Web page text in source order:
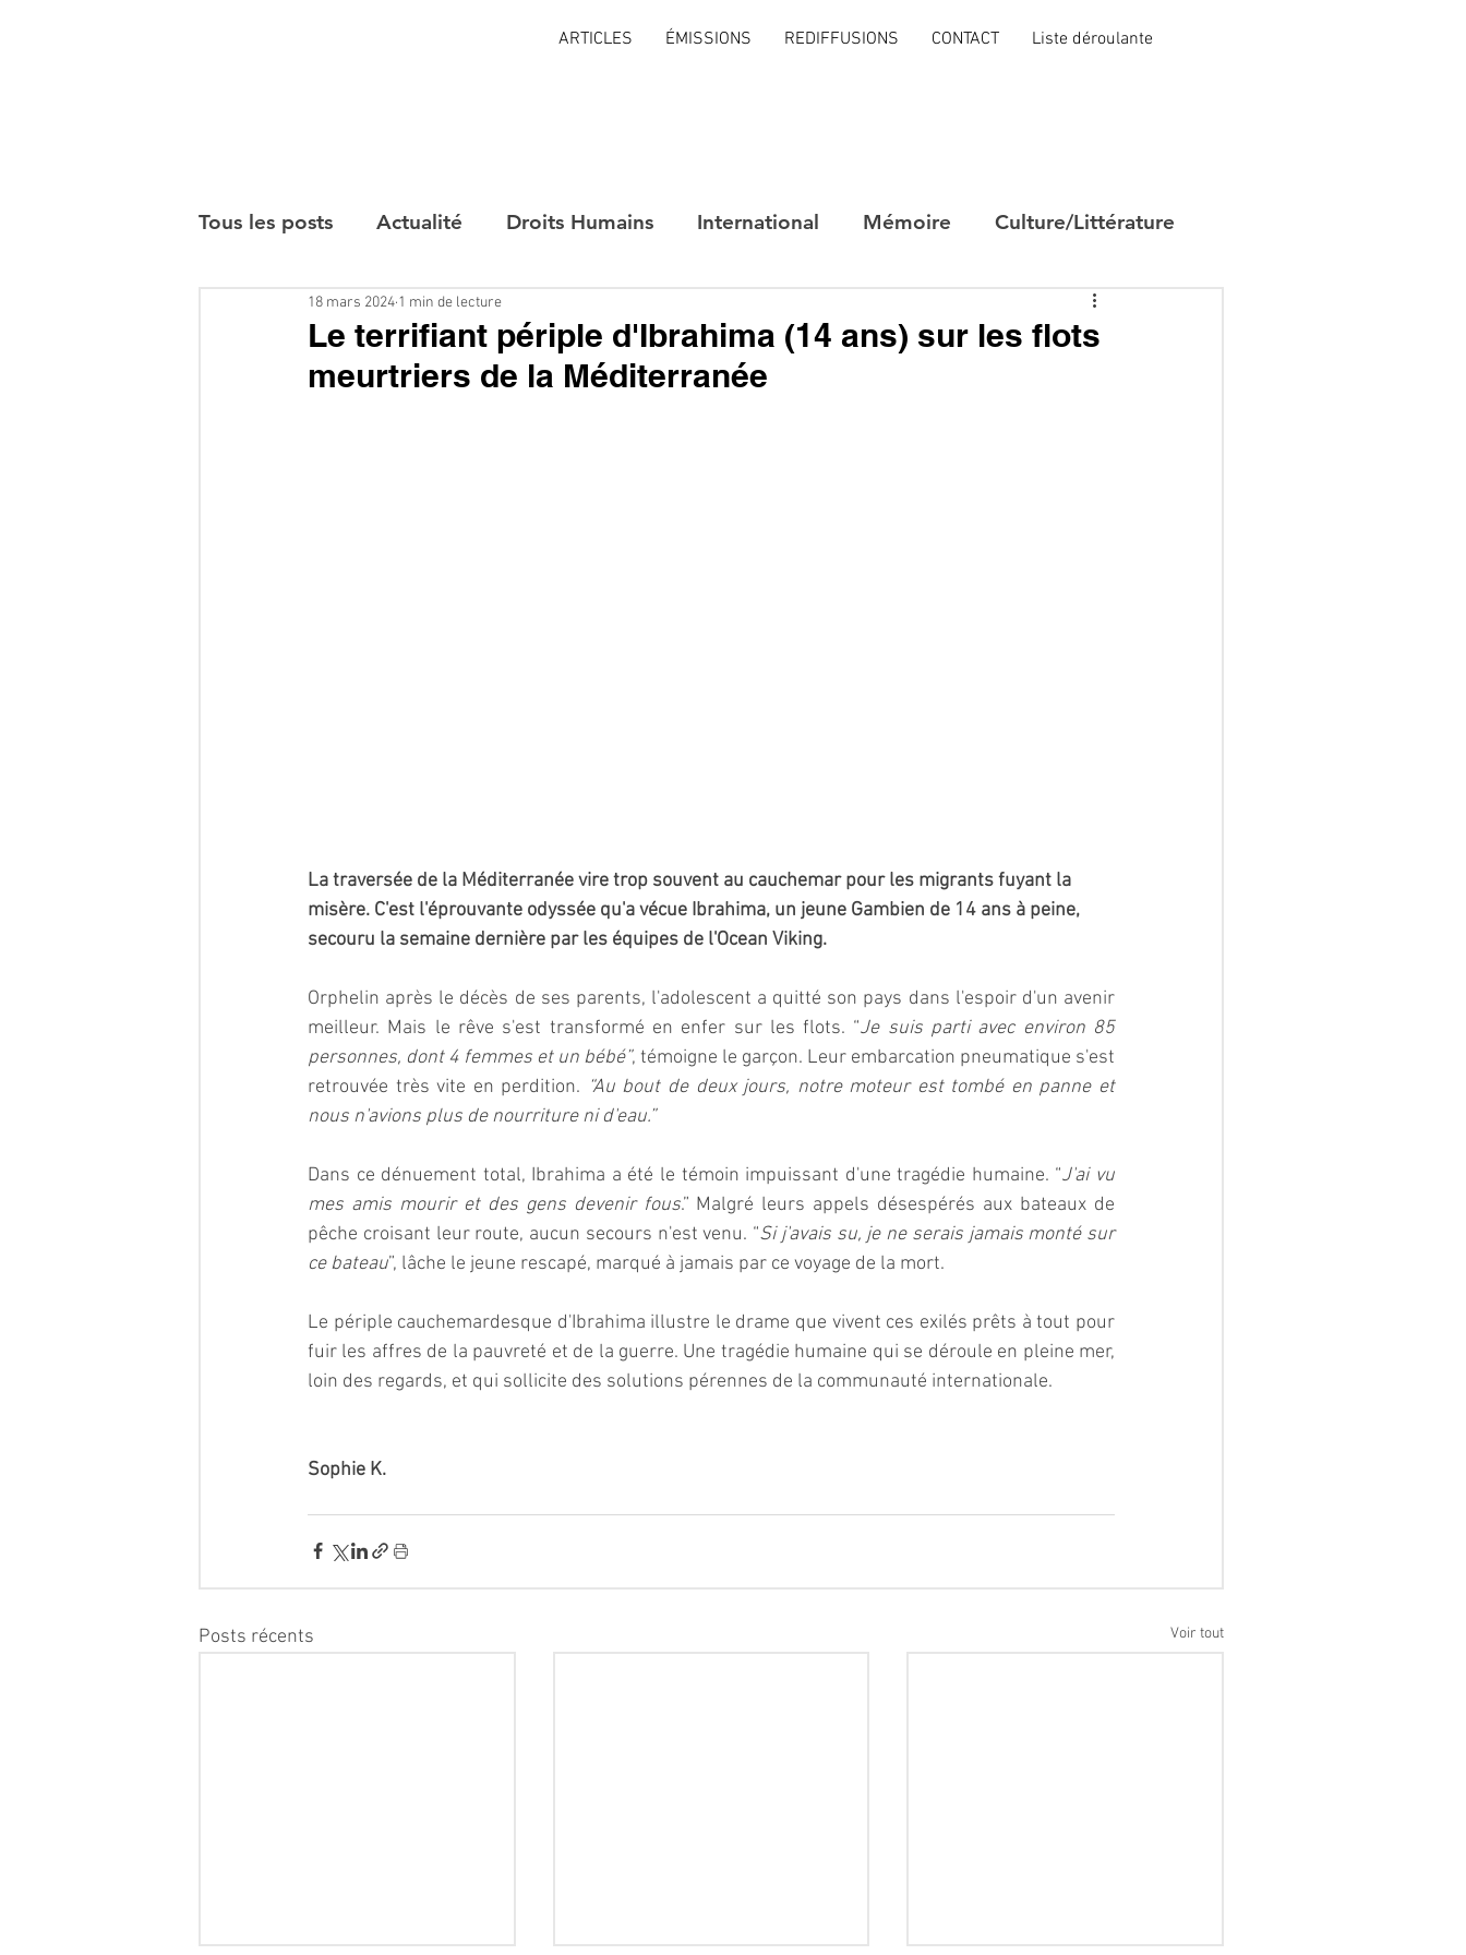
ARTICLES ÉMISSIONS REDIFFUSIONS CONTACT Liste déroulante
Tous les posts Actualité Droits Humains International Mémoire Culture/Littérature
Interviews
Le terrifiant périple d'Ibrahima (14 ans) sur les flots
meurtriers de la Méditerranée
18 mars 2024 1 min de lecture
La traversée de la Méditerranée vire trop souvent au cauchemar pour les migrants fuyant la
misère. C'est l'éprouvante odyssée qu'a vécue Ibrahima, un jeune Gambien de 14 ans à peine,
secouru la semaine dernière par les équipes de l'Ocean Viking.
Orphelin après le décès de ses parents, l'adolescent a quitté son pays dans l'espoir d'un avenir
meilleur. Mais le rêve s'est transformé en enfer sur les flots. “Je suis parti avec environ 85
personnes, dont 4 femmes et un bébé”, témoigne le garçon. Leur embarcation pneumatique s'est
retrouvée très vite en perdition. “Au bout de deux jours, notre moteur est tombé en panne et
nous n'avions plus de nourriture ni d'eau.”
Dans ce dénuement total, Ibrahima a été le témoin impuissant d'une tragédie humaine. “J'ai vu
mes amis mourir et des gens devenir fous.” Malgré leurs appels désespérés aux bateaux de
pêche croisant leur route, aucun secours n'est venu. “Si j'avais su, je ne serais jamais monté sur
ce bateau”, lâche le jeune rescapé, marqué à jamais par ce voyage de la mort.
Le périple cauchemardesque d'Ibrahima illustre le drame que vivent ces exilés prêts à tout pour
fuir les affres de la pauvreté et de la guerre. Une tragédie humaine qui se déroule en pleine mer,
loin des regards, et qui sollicite des solutions pérennes de la communauté internationale.
Sophie K.
Posts récents Voir tout